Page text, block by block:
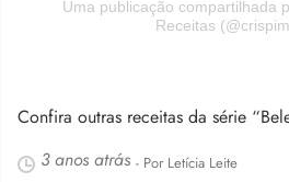
Uma publicação compartilhada
Receitas
Confira outras receitas da série
3 anos atrás - Por Letícia Leite